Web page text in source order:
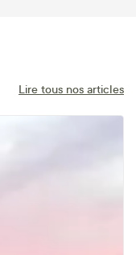
Lire tous nos articles